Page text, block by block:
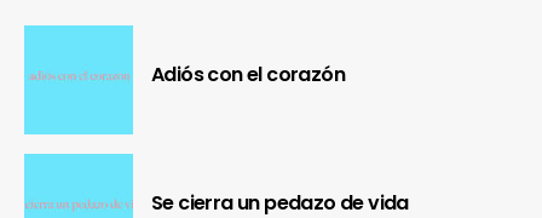
Adiós con el corazón
Se cierra un pedazo de vida